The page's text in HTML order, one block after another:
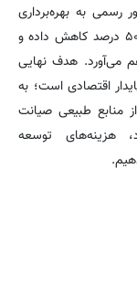
رسمی به بهره‌برداری
می‌رسد و هزینه‌های مدیریت شهری را بین ۳۰ تا ۵۰ درصد کاهش داده و
مستقیم ۲۰۰ تا ۳۰۰ نفر فراهم می‌آورد. هدف نهایی
اقتصادی است؛ به
منابع طبیعی صیانت
هزینه‌های توسعه